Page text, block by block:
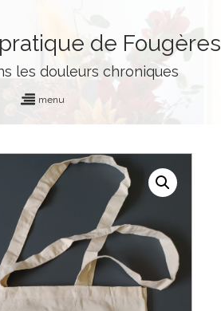
de Fougères
les douleurs chroniques
menu